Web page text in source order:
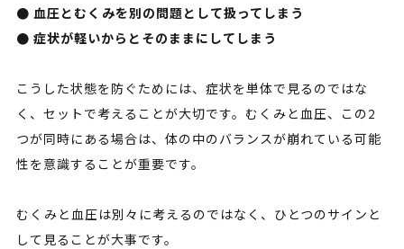
● 血圧とむくみを別の問題として扱ってしまう
● 症状が軽いからとそのままにしてしまう
こうした状態を防ぐためには、症状を単体で見るのではな
く、セットで考えることが大切です。むくみと血圧、この2
つが同時にある場合は、体の中のバランスが崩れている可能
性を意識することが重要です。
むくみと血圧は別々に考えるのではなく、ひとつのサインと
して見ることが大事です。